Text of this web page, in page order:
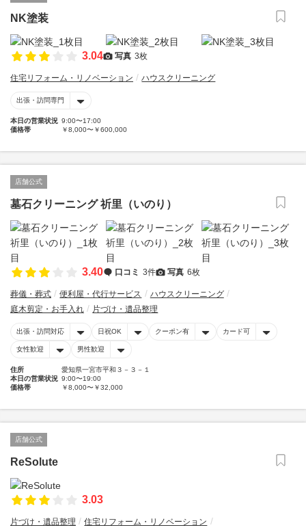
NK塗装
3.04 写真 3枚
住宅リフォーム・リノベーション ハウスクリーニング
出張・訪問専門
本日の営業状況 9:00〜17:00
価格帯
￥8,000〜￥600,000
店舗公式
墓石クリーニング 祈里（いのり）
3.40 口コミ 3件 写真 6枚
葬儀・葬式 便利屋・代行サービス
ハウスクリーニング
庭木剪定・お手入れ
片づけ・遺品整理
出張・訪問対応 日祝OK クーポン有 カード可
女性歓迎 男性歓迎
住所
愛知県一宮市平和３－３－１
本日の営業状況 9:00〜19:00
価格帯
￥8,000〜￥32,000
店舗公式
ReSolute
3.03
片づけ・遺品整理
住宅リフォーム・リノベーション